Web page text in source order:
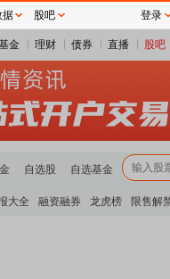
金 理财 债券 直播 股吧
自选股 自选基金
大全 融资融券 龙虎榜 限售解
据 股吧 登录